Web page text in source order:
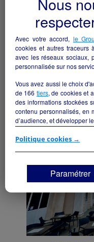
Hôtellerie
Avec votre accord, le
cookies et autres traceurs
avec les réseaux sociaux,
personnalisée sur nos
Vous avez aussi le choix
de 166 tiers, de cookies et
des informations stockées
contenu personnalisés, en
d’audience, et développer
Si vous continuez sans
vos centres d'intérêt.
déposés et lus sur votre
Vous pouvez exprimer
"Continuer sans
moment en cliquant sur le
Politique cookies →
Paramétrer